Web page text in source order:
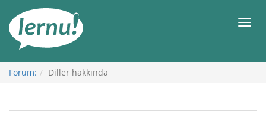
Görüntüleme
Forum: Diller hakkında